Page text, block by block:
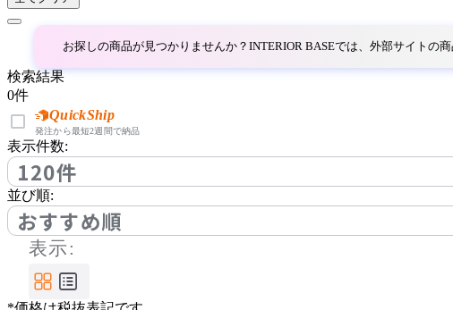
アイネクス
aluna
アルナ
Andreu World
アンドリューワールド
ANONIMA CASTELLI
お探しの商品が見つかりませんか？INTERIOR BASEでは、外部サイトの
検索結果
0件
QuickShip
発注から最短2週間で納品
表示件数:
120件
並び順:
おすすめ順
表示: